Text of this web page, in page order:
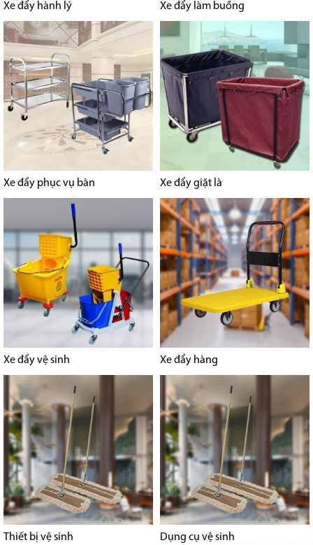
Xe đẩy hành lý Xe đẩy làm buồng
Xe đẩy phục vụ bàn Xe đẩy giặt là
Xe đẩy vệ sinh Xe đẩy hàng
Thiết bị vệ sinh Dụng cụ vệ sinh